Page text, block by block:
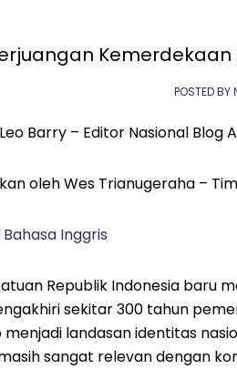
POSTED BY
Barry – Editor Nasional Blog
oleh Wes Trianugeraha –
Bahasa Inggris
Republik Indonesia baru
sekitar 300 tahun
landasan identitas
sangat relevan dengan